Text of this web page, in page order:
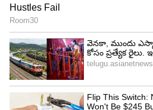
వాదిస్తోంది.